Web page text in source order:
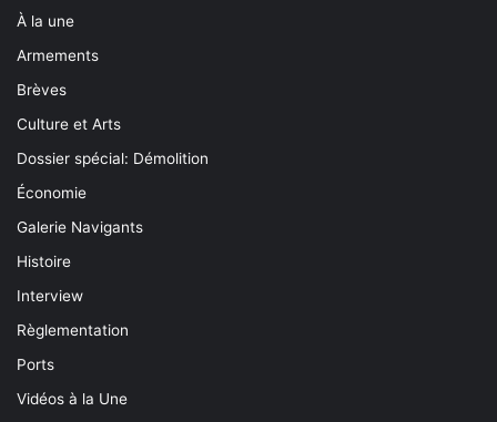
À la une
Armements
Brèves
Culture et Arts
Dossier spécial: Démolition
Économie
Galerie Navigants
Histoire
Interview
Règlementation
Ports
Vidéos à la Une